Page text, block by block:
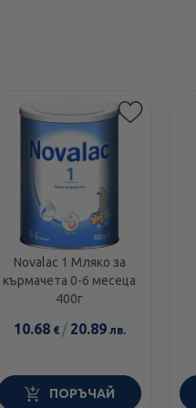
Novalac 1 Мляко за
кърмачета 0-6 месеца
400г
10.68€ / 20.89лв.
ПОРЪЧАЙ